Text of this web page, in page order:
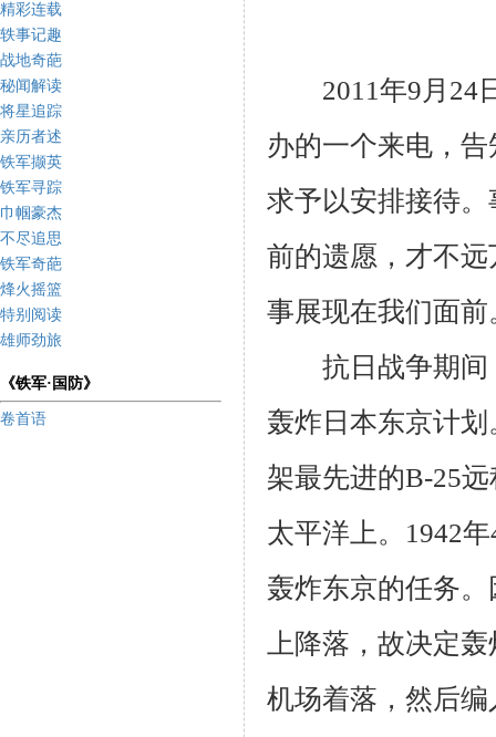
精彩连载
轶事记趣
战地奇葩
秘闻解读
将星追踪
亲历者述
铁军撷英
铁军寻踪
巾帼豪杰
不尽追思
铁军奇葩
烽火摇篮
特别阅读
雄师劲旅
《铁军·国防》
卷首语
2011年9月 24
办的一个来电，
求予以安排接待
前的遗愿，才不
事展现在我们面前
抗日战争期间
轰炸日本东京计
架最先进的B-25远
太平洋上。 1942年
轰炸东京的任务
上降落，故决定
机场着落，然后